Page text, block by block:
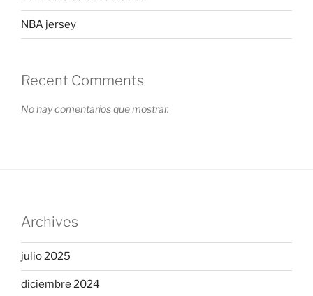
NBA jersey
Recent Comments
No hay comentarios que mostrar.
Archives
julio 2025
diciembre 2024